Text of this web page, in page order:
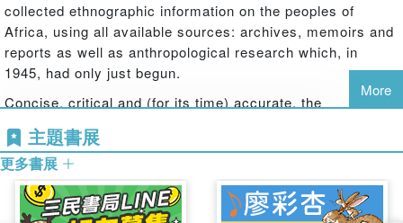
collected ethnographic information on the peoples of
Africa, using all available sources: archives, memoirs and
reports as well as anthropological research which, in
1945, had only just begun.
Concise, critical and (for its time) accurate, the
Physical Environment
Linguistic Data
More
主題書展
更多書展